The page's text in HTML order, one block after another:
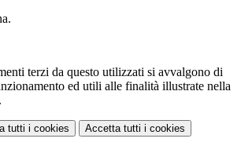
terzi da questo utilizzati si avvalgono di
ed utili alle finalità illustrate nella
.
tutti i cookies Accetta tutti i cookies